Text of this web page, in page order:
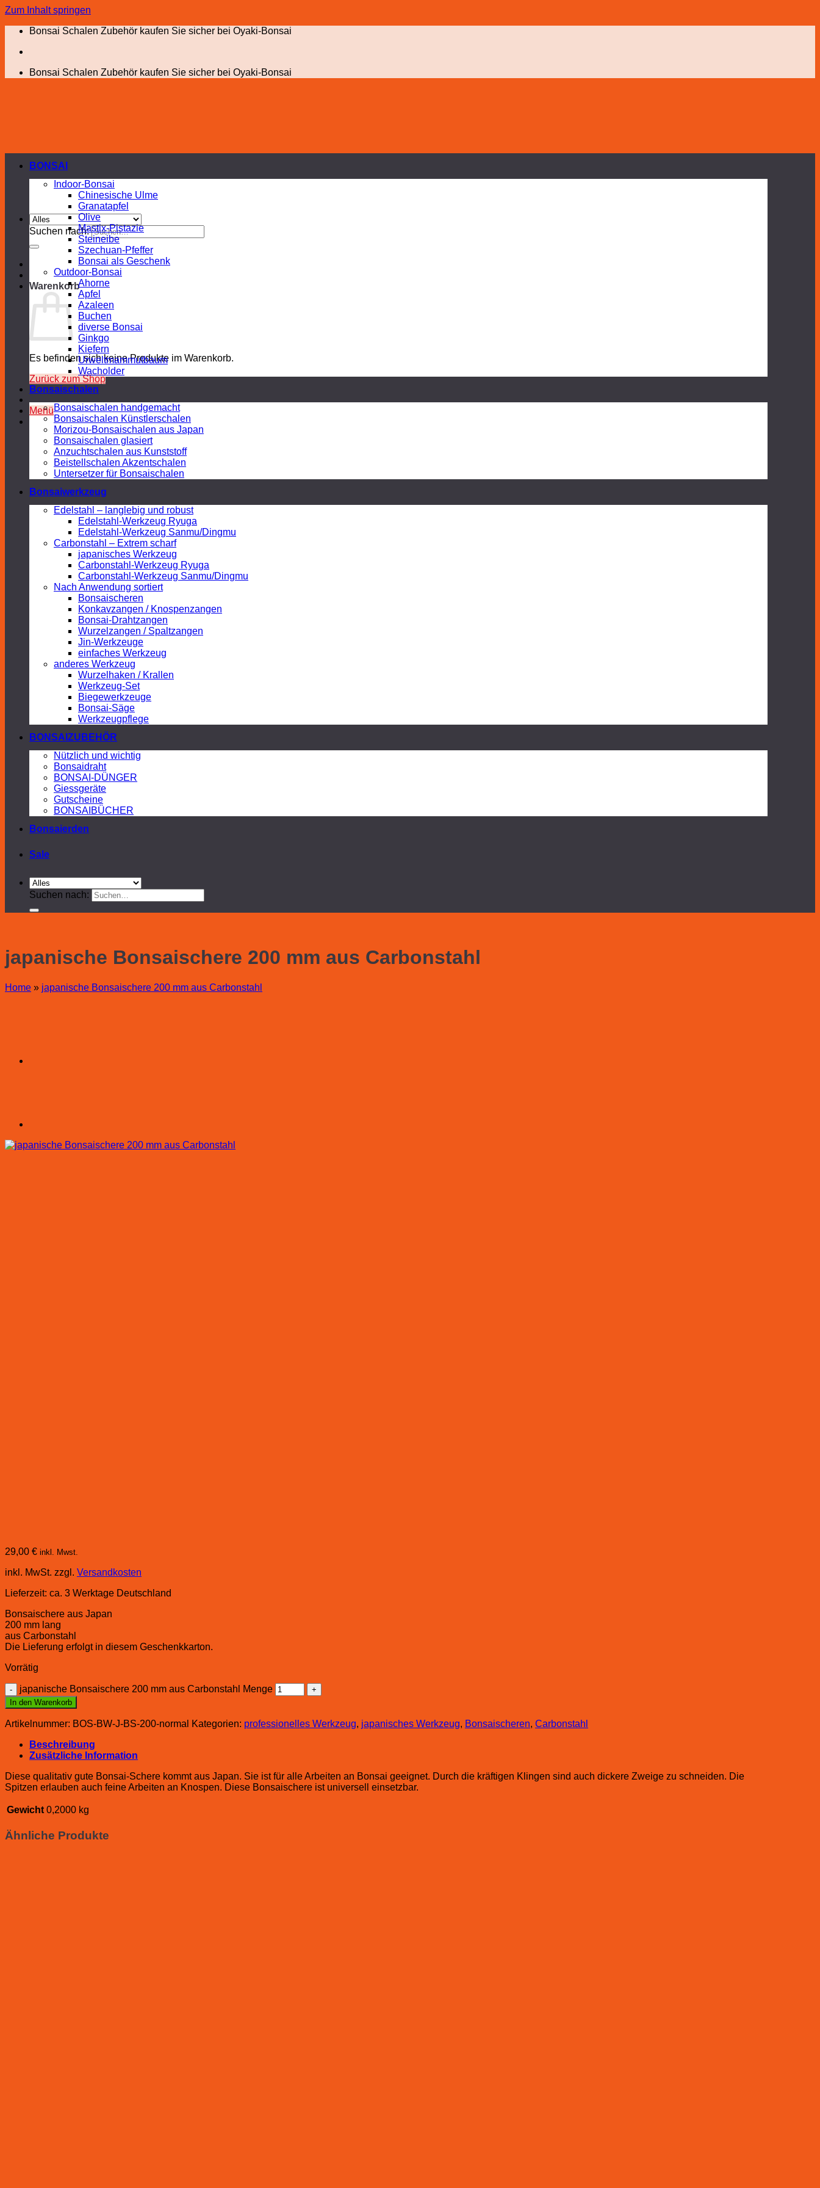
Zum Inhalt springen
Bonsai Schalen Zubehör kaufen Sie sicher bei Oyaki-Bonsai
Bonsai Schalen Zubehör kaufen Sie sicher bei Oyaki-Bonsai
Suchen nach:
Warenkorb
Es befinden sich keine Produkte im Warenkorb.
Zurück zum Shop
Menü
BONSAI
Indoor-Bonsai
Chinesische Ulme
Granatapfel
Olive
Mastix-Pistazie
Steineibe
Szechuan-Pfeffer
Bonsai als Geschenk
Outdoor-Bonsai
Ahorne
Apfel
Azaleen
Buchen
diverse Bonsai
Ginkgo
Kiefern
Urweltmammutbaum
Wacholder
Bonsaischalen
Bonsaischalen handgemacht
Bonsaischalen Künstlerschalen
Morizou-Bonsaischalen aus Japan
Bonsaischalen glasiert
Anzuchtschalen aus Kunststoff
Beistellschalen Akzentschalen
Untersetzer für Bonsaischalen
Bonsaiwerkzeug
Edelstahl – langlebig und robust
Edelstahl-Werkzeug Ryuga
Edelstahl-Werkzeug Sanmu/Dingmu
Carbonstahl – Extrem scharf
japanisches Werkzeug
Carbonstahl-Werkzeug Ryuga
Carbonstahl-Werkzeug Sanmu/Dingmu
Nach Anwendung sortiert
Bonsaischeren
Konkavzangen / Knospenzangen
Bonsai-Drahtzangen
Wurzelzangen / Spaltzangen
Jin-Werkzeuge
einfaches Werkzeug
anderes Werkzeug
Wurzelhaken / Krallen
Werkzeug-Set
Biegewerkzeuge
Bonsai-Säge
Werkzeugpflege
BONSAIZUBEHÖR
Nützlich und wichtig
Bonsaidraht
BONSAI-DÜNGER
Giessgeräte
Gutscheine
BONSAIBÜCHER
Bonsaierden
Sale
Suchen nach:
japanische Bonsaischere 200 mm aus Carbonstahl
Home » japanische Bonsaischere 200 mm aus Carbonstahl
29,00 € inkl. Mwst.
inkl. MwSt. zzgl. Versandkosten
Lieferzeit: ca. 3 Werktage Deutschland
Bonsaischere aus Japan
200 mm lang
aus Carbonstahl
Die Lieferung erfolgt in diesem Geschenkkarton.
Vorrätig
japanische Bonsaischere 200 mm aus Carbonstahl Menge
In den Warenkorb
Artikelnummer: BOS-BW-J-BS-200-normal Kategorien: professionelles Werkzeug, japanisches Werkzeug, Bonsaischeren, Carbonstahl
Beschreibung
Zusätzliche Information
Diese qualitativ gute Bonsai-Schere kommt aus Japan. Sie ist für alle Arbeiten an Bonsai geeignet. Durch die kräftigen Klingen sind auch dickere Zweige zu schneiden. Die
Spitzen erlauben auch feine Arbeiten an Knospen. Diese Bonsaischere ist universell einsetzbar.
Gewicht 0,2000 kg
Ähnliche Produkte